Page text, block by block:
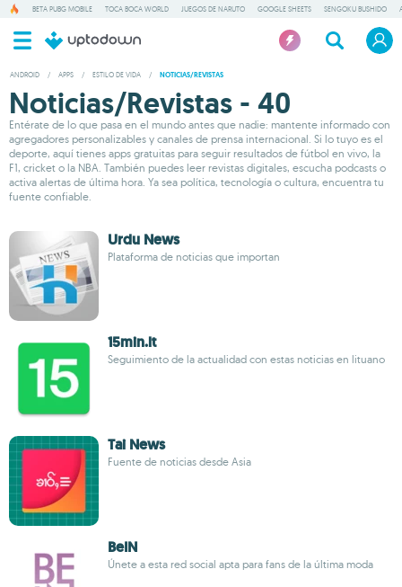
BETA PUBG MOBILE TOCA BOCA WORLD JUEGOS DE NARUTO GOOGLE SHEETS SENGOKU BUSHIDO
ANDROID / APPS / ESTILO DE VIDA / NOTICIAS/REVISTAS
Noticias/Revistas - 40
Entérate de lo que pasa en el mundo antes que nadie: mantente informado con
agregadores personalizables y canales de prensa internacional. Si lo tuyo es el
deporte, aquí tienes apps gratuitas para seguir resultados de fútbol en vivo, la
F1, cricket o la NBA. También puedes leer revistas digitales, escucha podcasts o
activa alertas de última hora. Ya sea política, tecnología o cultura, encuentra tu
fuente confiable.
Urdu News
Plataforma de noticias que importan
15min.lt
Seguimiento de la actualidad con estas noticias en lituano
Tai News
Fuente de noticias desde Asia
BeIN
Únete a esta red social apta para fans de la última moda